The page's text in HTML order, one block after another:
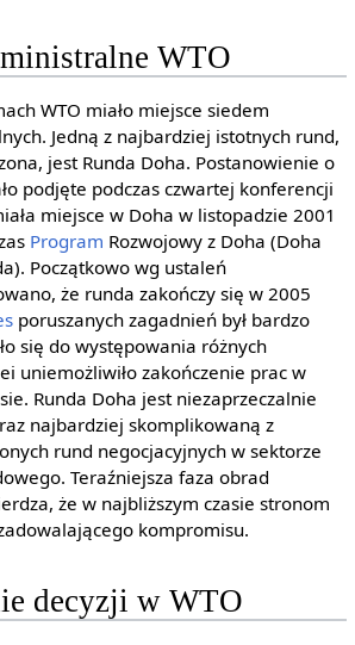
WTO
WTO miało miejsce siedem
Jedną z najbardziej istotnych rund,
jest Runda Doha. Postanowienie o
podjęte podczas czwartej konferencji
miejsce w Doha w listopadzie 2001
Program Rozwojowy z Doha (Doha
Początkowo wg ustaleń
że runda zakończy się w 2005
poruszanych zagadnień był bardzo
się do występowania różnych
uniemożliwiło zakończenie prac w
Runda Doha jest niezaprzeczalnie
najbardziej skomplikowaną z
rund negocjacyjnych w sektorze
Teraźniejsza faza obrad
że w najbliższym czasie stronom
kompromisu.
decyzji w WTO